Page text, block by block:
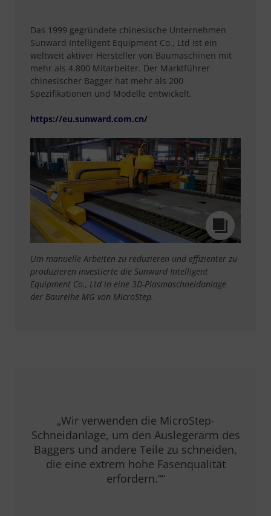
Das 1999 gegründete chinesische Unternehmen
Sunward Intelligent Equipment Co., Ltd ist ein
weltweit aktiver Hersteller von Baumaschinen mit
mehr als 4.800 Mitarbeiter. Der Marktführer
chinesischer Bagger hat mehr als 200
Spezifikationen und Modelle entwickelt.
https://eu.sunward.com.cn/
Um manuelle Arbeiten zu reduzieren und effizienter zu
produzieren investierte die Sunward Intelligent
Equipment Co., Ltd in eine 3D-Plasmaschneidanlage
der Baureihe MG von MicroStep.
„Wir verwenden die MicroStep-
Schneidanlage, um den Auslegerarm des
Baggers und andere Teile zu schneiden,
die eine extrem hohe Fasenqualität
erfordern.““